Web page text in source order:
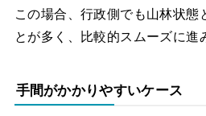
この場合、行政側でも山林状態
とが多く、比較的スムーズに進
手間がかかりやすいケース